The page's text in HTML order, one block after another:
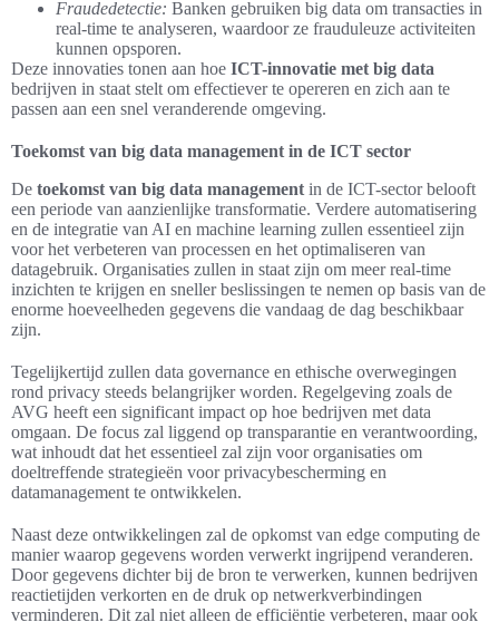
Fraudedetectie: Banken gebruiken big data om transacties in
real-time te analyseren, waardoor ze frauduleuze activiteiten
kunnen opsporen.
Deze innovaties tonen aan hoe ICT-innovatie met big data
bedrijven in staat stelt om effectiever te opereren en zich aan te
passen aan een snel veranderende omgeving.
Toekomst van big data management in de ICT sector
De toekomst van big data management in de ICT-sector belooft
een periode van aanzienlijke transformatie. Verdere automatisering
en de integratie van AI en machine learning zullen essentieel zijn
voor het verbeteren van processen en het optimaliseren van
datagebruik. Organisaties zullen in staat zijn om meer real-time
inzichten te krijgen en sneller beslissingen te nemen op basis van de
enorme hoeveelheden gegevens die vandaag de dag beschikbaar
zijn.
Tegelijkertijd zullen data governance en ethische overwegingen
rond privacy steeds belangrijker worden. Regelgeving zoals de
AVG heeft een significant impact op hoe bedrijven met data
omgaan. De focus zal liggend op transparantie en verantwoording,
wat inhoudt dat het essentieel zal zijn voor organisaties om
doeltreffende strategieën voor privacybescherming en
datamanagement te ontwikkelen.
Naast deze ontwikkelingen zal de opkomst van edge computing de
manier waarop gegevens worden verwerkt ingrijpend veranderen.
Door gegevens dichter bij de bron te verwerken, kunnen bedrijven
reactietijden verkorten en de druk op netwerkverbindingen
verminderen. Dit zal niet alleen de efficiëntie verbeteren, maar ook